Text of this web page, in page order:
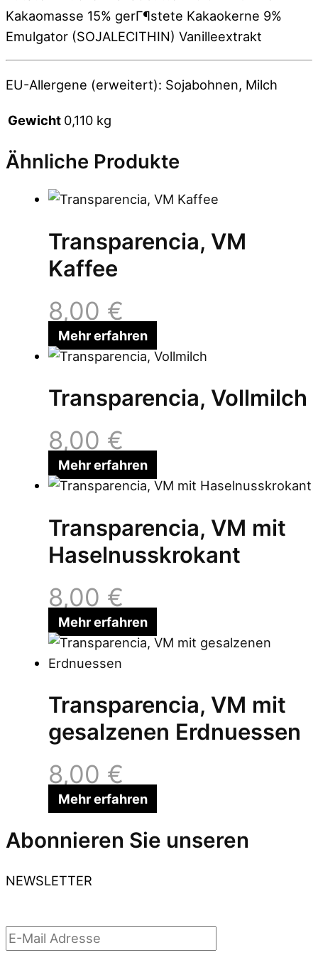
Kakaomasse 15% gerГ¶stete Kakaokerne 9%
Emulgator (SOJALECITHIN) Vanilleextrakt
EU-Allergene (erweitert): Sojabohnen, Milch
Gewicht 0,110 kg
Ähnliche Produkte
Transparencia, VM
Kaffee
8,00 €
Mehr erfahren
Transparencia, Vollmilch
8,00 €
Mehr erfahren
Transparencia, VM mit
Haselnusskrokant
8,00 €
Mehr erfahren
Transparencia, VM mit
gesalzenen Erdnuessen
8,00 €
Mehr erfahren
Abonnieren Sie unseren
NEWSLETTER